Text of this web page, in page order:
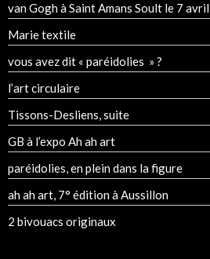
van Gogh à Saint Amans Soult le 7 avril
Marie textile
vous avez dit « paréidolies » ?
l’art circulaire
Tissons-Desliens, suite
GB à l’expo Ah ah art
paréidolies, en plein dans la figure
ah ah art, 7° édition à Aussillon
2 bivouacs originaux